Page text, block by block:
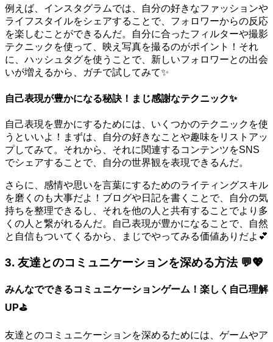
例えば、インスタグラムでは、自分の好きなファッションや
ライフスタイルをシェアすることで、フォロワーからの反応
を楽しむことができるんだ。自分に合ったフィルターや撮影
テクニックを使って、映え写真を撮るのがポイント！それ
に、ハッシュタグを使うことで、新しいフォロワーとの出会
いが増えるから、ガチで試してみて✨
自己表現が豊かになる秘訣！まじ感謝なテクニック✨
自己表現を豊かにするためには、いくつかのテクニックを使
うといいよ！まずは、自分の好きなことや趣味をリストアッ
プしてみて。それから、それに関連するコンテンツをSNS
でシェアすることで、自分の世界観を表現できるんだ。
さらに、感情や思いを言葉にするためのライティングスキル
を磨くのも大事だよ！ブログや日記を書くことで、自分の気
持ちを整理できるし、それを他の人と共有することでより多
くの人と繋がれるんだ。自己表現が豊かになることで、自然
と自信もついてくるから、まじでやってみる価値ありだよ💕
3. 友達とのコミュニケーションを深める方法 💬💖
みんなでできるコミュニケーションゲーム！楽しく自己理解
UP⛳️
友達とのコミュニケーションを深めるためには、ゲームやア